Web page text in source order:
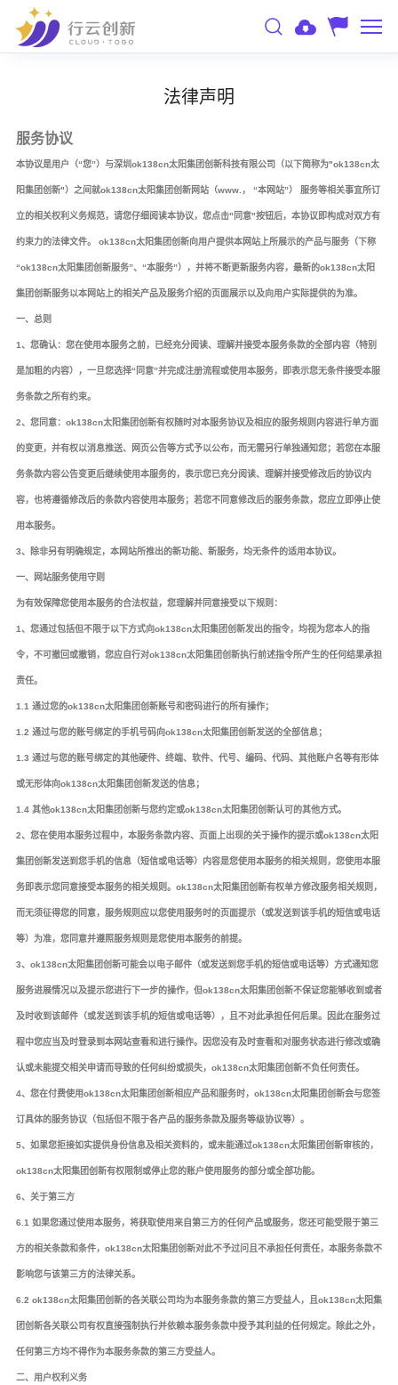
法律声明
服务协议
本协议是用户（“您”）与深圳ok138cn太阳集团创新科技有限公司（以下简称为"ok138cn太
阳集团创新"）之间就ok138cn太阳集团创新网站（www.， “本网站”） 服务等相关事宜所订
立的相关权利义务规范，请您仔细阅读本协议，您点击"同意"按钮后，本协议即构成对双方有
约束力的法律文件。 ok138cn太阳集团创新向用户提供本网站上所展示的产品与服务（下称
“ok138cn太阳集团创新服务”、“本服务”），并将不断更新服务内容，最新的ok138cn太阳
集团创新服务以本网站上的相关产品及服务介绍的页面展示以及向用户实际提供的为准。
一、总则
1、您确认：您在使用本服务之前，已经充分阅读、理解并接受本服务条款的全部内容（特别
是加粗的内容），一旦您选择“同意”并完成注册流程或使用本服务，即表示您无条件接受本服
务条款之所有约束。
2、您同意：ok138cn太阳集团创新有权随时对本服务协议及相应的服务规则内容进行单方面
的变更，并有权以消息推送、网页公告等方式予以公布，而无需另行单独通知您；若您在本服
务条款内容公告变更后继续使用本服务的，表示您已充分阅读、理解并接受修改后的协议内
容，也将遵循修改后的条款内容使用本服务；若您不同意修改后的服务条款，您应立即停止使
用本服务。
3、除非另有明确规定，本网站所推出的新功能、新服务，均无条件的适用本协议。
一、网站服务使用守则
为有效保障您使用本服务的合法权益，您理解并同意接受以下规则：
1、您通过包括但不限于以下方式向ok138cn太阳集团创新发出的指令，均视为您本人的指
令，不可撤回或撤销，您应自行对ok138cn太阳集团创新执行前述指令所产生的任何结果承担
责任。
1.1 通过您的ok138cn太阳集团创新账号和密码进行的所有操作；
1.2 通过与您的账号绑定的手机号码向ok138cn太阳集团创新发送的全部信息；
1.3 通过与您的账号绑定的其他硬件、终端、软件、代号、编码、代码、其他账户名等有形体
或无形体向ok138cn太阳集团创新发送的信息；
1.4 其他ok138cn太阳集团创新与您约定或ok138cn太阳集团创新认可的其他方式。
2、您在使用本服务过程中，本服务条款内容、页面上出现的关于操作的提示或ok138cn太阳
集团创新发送到您手机的信息（短信或电话等）内容是您使用本服务的相关规则，您使用本服
务即表示您同意接受本服务的相关规则。ok138cn太阳集团创新有权单方修改服务相关规则，
而无须征得您的同意，服务规则应以您使用服务时的页面提示（或发送到该手机的短信或电话
等）为准，您同意并遵照服务规则是您使用本服务的前提。
3、ok138cn太阳集团创新可能会以电子邮件（或发送到您手机的短信或电话等）方式通知您
服务进展情况以及提示您进行下一步的操作，但ok138cn太阳集团创新不保证您能够收到或者
及时收到该邮件（或发送到该手机的短信或电话等），且不对此承担任何后果。因此在服务过
程中您应当及时登录到本网站查看和进行操作。因您没有及时查看和对服务状态进行修改或确
认或未能提交相关申请而导致的任何纠纷或损失，ok138cn太阳集团创新不负任何责任。
4、您在付费使用ok138cn太阳集团创新相应产品和服务时，ok138cn太阳集团创新会与您签
订具体的服务协议（包括但不限于各产品的服务条款及服务等级协议等）。
5、如果您拒接如实提供身份信息及相关资料的，或未能通过ok138cn太阳集团创新审核的，
ok138cn太阳集团创新有权限制或停止您的账户使用服务的部分或全部功能。
6、关于第三方
6.1 如果您通过使用本服务，将获取使用来自第三方的任何产品或服务，您还可能受限于第三
方的相关条款和条件，ok138cn太阳集团创新对此不予过问且不承担任何责任，本服务条款不
影响您与该第三方的法律关系。
6.2 ok138cn太阳集团创新的各关联公司均为本服务条款的第三方受益人，且ok138cn太阳集
团创新各关联公司有权直接强制执行并依赖本服务条款中授予其利益的任何规定。除此之外，
任何第三方均不得作为本服务条款的第三方受益人。
二、用户权利义务